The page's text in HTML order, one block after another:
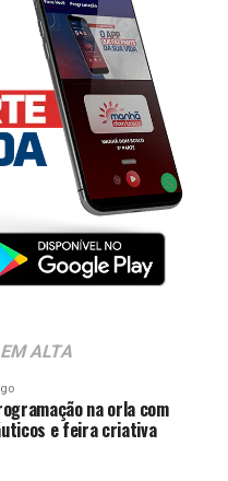
EM ALTA
na orla com
e feira criativa